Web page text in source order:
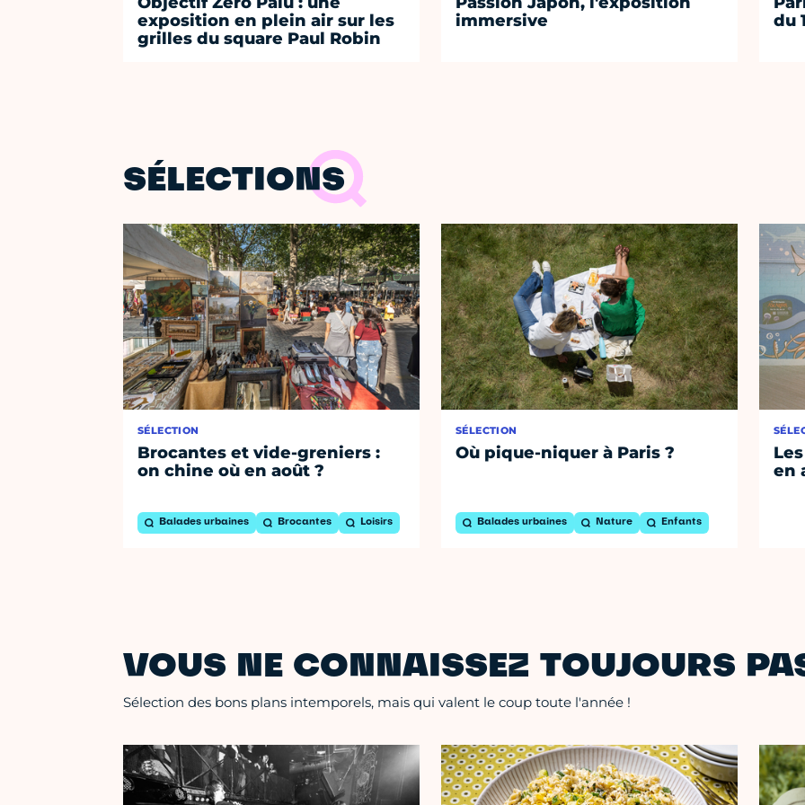
exposition en plein air sur les
grilles du square Paul Robin
immersive
du
SÉLECTIONS
SÉLECTION
Brocantes et vide-greniers :
on chine où en août ?
Balades urbaines Brocantes Loisirs
SÉLECTION
Où pique-niquer à Paris ?
Balades urbaines Nature Enfants
en
VOUS NE CONNAISSEZ TOUJOURS
Sélection des bons plans intemporels, mais qui valent le coup toute l'année !